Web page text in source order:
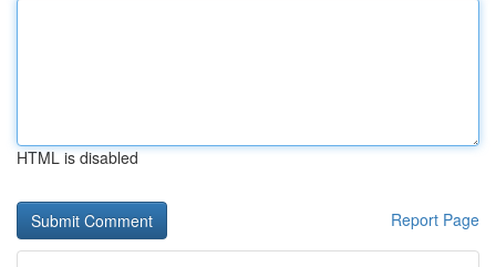
HTML is disabled
Report Page